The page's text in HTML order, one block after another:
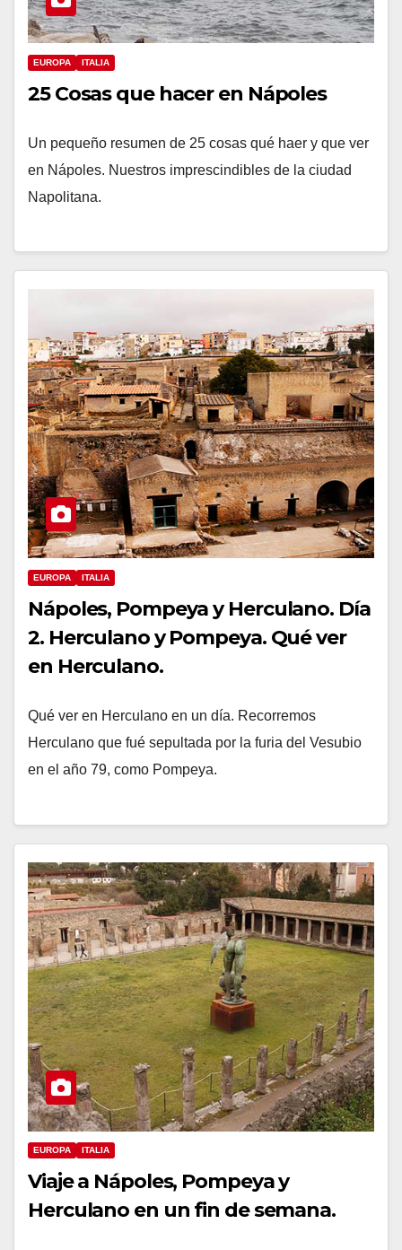
EUROPA ITALIA
25 Cosas que hacer en Nápoles
Un pequeño resumen de 25 cosas qué haer y que ver
en Nápoles. Nuestros imprescindibles de la ciudad
Napolitana.
EUROPA ITALIA
Nápoles, Pompeya y Herculano. Día
2. Herculano y Pompeya. Qué ver
en Herculano.
Qué ver en Herculano en un día. Recorremos
Herculano que fué sepultada por la furia del Vesubio
en el año 79, como Pompeya.
EUROPA ITALIA
Viaje a Nápoles, Pompeya y
Herculano en un fin de semana.